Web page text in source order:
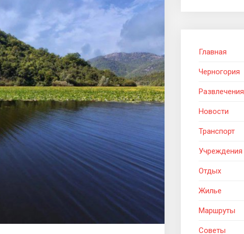
Главная
Черногория
Развлечения
Новости
Транспорт
Учреждения
Отдых
Жилье
Маршруты
Советы